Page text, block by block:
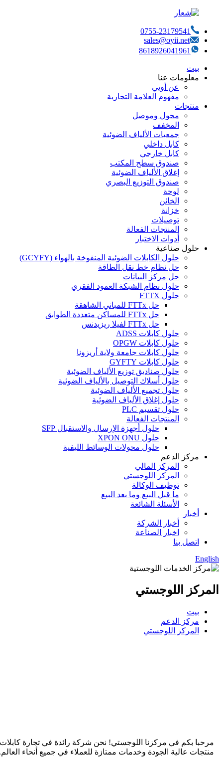
0755-23179541
sales@oyii.net
8618926041961
بيت
معلومات عنا
عن أويي
مفهوم العلامة التجارية
منتجات
محول وموصل
المخفف
جمعيات الألياف الضوئية
كابل داخلي
كابل خارجي
صندوق سطح المكتب
إغلاق الألياف الضوئية
صندوق التوزيع البصري
لوحة
الخائن
خزانة
توصيلات
المنتجات الفعالة
أدوات الاختبار
حلول صناعية
حلول الكابلات الضوئية المنفوخة بالهواء (GCYFY)
حل نظام خط نقل الطاقة
حل مركز البيانات
حلول نظام الشبكة العمود الفقري
حلول FTTX
حل FTTx للمباني الشاهقة
حل FTTx للمساكن متعددة الطوابق
حل FTTx لفيلا ريزيدنس
حلول كابلات ADSS
حلول كابلات OPGW
حلول كابلات جامعة ولاية أريزونا
حلول كابلات GYFTY
حلول صناديق توزيع الألياف الضوئية
حلول أسلاك التوصيل بالألياف الضوئية
حلول تجميع الألياف الضوئية
حلول إغلاق الألياف الضوئية
حلول تقسيم PLC
المنتجات الفعالة
حلول أجهزة الإرسال والاستقبال SFP
حلول XPON ONU
حلول محولات الوسائط الليفية
مركز الدعم
المركز المالي
المركز اللوجستي
توظيف الوكالة
ما قبل البيع وما بعد البيع
الأسئلة الشائعة
أخبار
أخبار الشركة
اخبار الصناعة
اتصل بنا
English
المركز اللوجستي
بيت
مركز الدعم
المركز اللوجستي
مرحبا بكم في مركزنا اللوجستي! نحن شركة رائدة في تجارة كابلات
منتجات عالية الجودة وخدمات ممتازة للعملاء في جميع أنحاء